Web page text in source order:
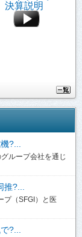
?...
ループ会社を通じ
?...
プ（SFGI）と医
?...